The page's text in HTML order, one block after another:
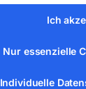
Ich
Nur essenzielle
Individuelle